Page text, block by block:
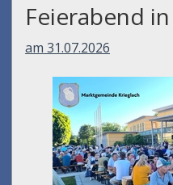
Feierabend
am 31.07.2026